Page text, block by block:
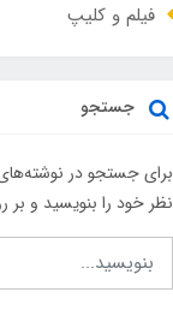
فیلم و کلیپ
جستجو
برای جستجو در
نظر خود را بنویسید و بر